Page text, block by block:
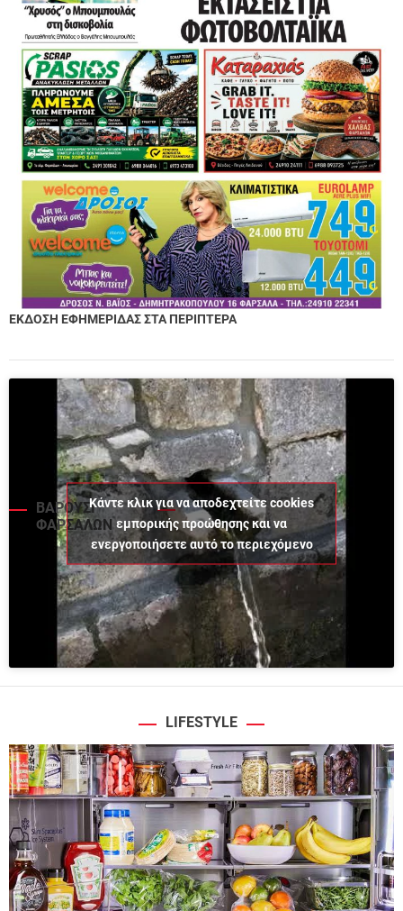
ΕΚΔΟΣΗ ΕΦΗΜΕΡΙΔΑΣ ΣΤΑ ΠΕΡΙΠΤΕΡΑ
ΒΑΡΟΥΣΙ
ΦΑΡΣΑΛΩΝ
Κάντε κλικ για να αποδεχτείτε cookies
εμπορικής προώθησης και να
ενεργοποιήσετε αυτό το περιεχόμενο
LIFESTYLE